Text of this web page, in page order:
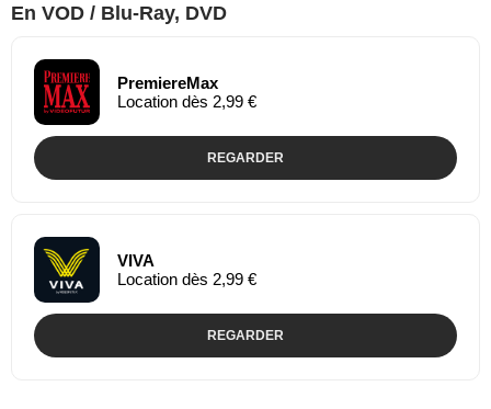
En VOD / Blu-Ray, DVD
PremiereMax
Location dès 2,99 €
REGARDER
VIVA
Location dès 2,99 €
REGARDER